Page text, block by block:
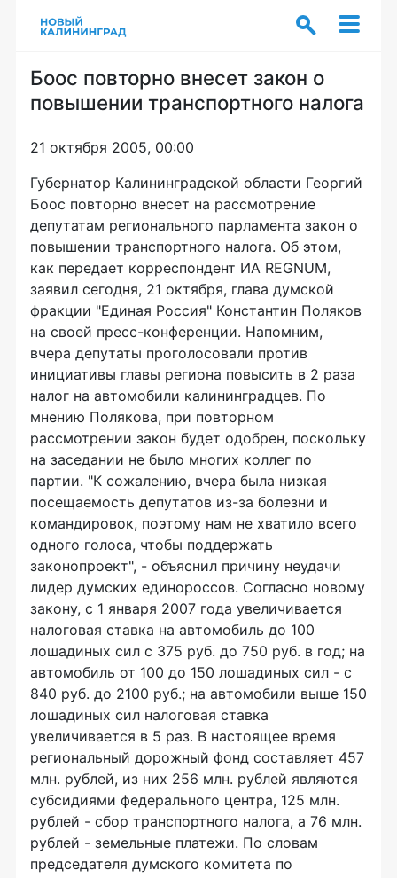
Боос повторно внесет закон о
повышении транспортного налога
21 октября 2005, 00:00
Губернатор Калининградской области Георгий
Боос повторно внесет на рассмотрение
депутатам регионального парламента закон о
повышении транспортного налога. Об этом,
как передает корреспондент ИА REGNUM,
заявил сегодня, 21 октября, глава думской
фракции "Единая Россия" Константин Поляков
на своей пресс-конференции. Напомним,
вчера депутаты проголосовали против
инициативы главы региона повысить в 2 раза
налог на автомобили калининградцев. По
мнению Полякова, при повторном
рассмотрении закон будет одобрен, поскольку
на заседании не было многих коллег по
партии. "К сожалению, вчера была низкая
посещаемость депутатов из-за болезни и
командировок, поэтому нам не хватило всего
одного голоса, чтобы поддержать
законопроект", - объяснил причину неудачи
лидер думских единороссов. Согласно новому
закону, с 1 января 2007 года увеличивается
налоговая ставка на автомобиль до 100
лошадиных сил с 375 руб. до 750 руб. в год; на
автомобиль от 100 до 150 лошадиных сил - с
840 руб. до 2100 руб.; на автомобили выше 150
лошадиных сил налоговая ставка
увеличивается в 5 раз. В настоящее время
региональный дорожный фонд составляет 457
млн. рублей, из них 256 млн. рублей являются
субсидиями федерального центра, 125 млн.
рублей - сбор транспортного налога, а 76 млн.
рублей - земельные платежи. По словам
председателя думского комитета по